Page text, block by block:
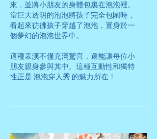
來，並將小朋友的身體包裹在泡泡裡。
當巨大透明的泡泡將孩子完全包圍時，
看起來彷彿孩子穿越了泡泡，置身於一
個夢幻的泡泡世界中。
這種表演不僅充滿驚喜，還能讓每位小
朋友親身參與其中。這種互動性和獨特
性正是 泡泡穿人秀 的魅力所在！